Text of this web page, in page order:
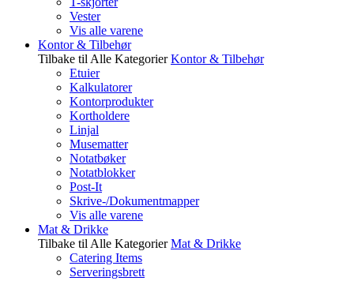
Vester
Vis alle varene
Kontor & Tilbehør
Tilbake til Alle Kategorier Kontor & Tilbehør
Etuier
Kalkulatorer
Kontorprodukter
Kortholdere
Linjal
Musematter
Notatbøker
Notatblokker
Post-It
Skrive-/Dokumentmapper
Vis alle varene
Mat & Drikke
Tilbake til Alle Kategorier Mat & Drikke
Catering Items
Serveringsbrett